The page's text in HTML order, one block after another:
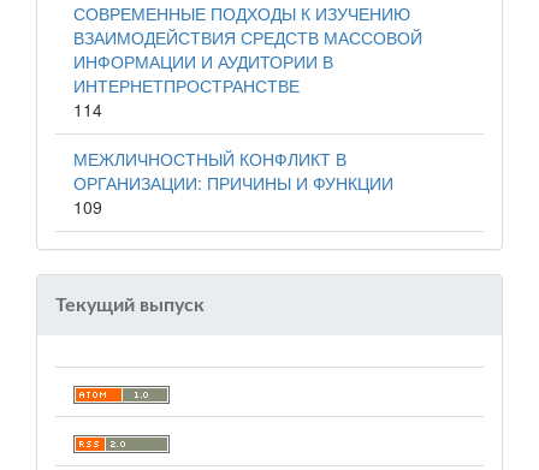
СОВРЕМЕННЫЕ ПОДХОДЫ К ИЗУЧЕНИЮ
ВЗАИМОДЕЙСТВИЯ СРЕДСТВ МАССОВОЙ
ИНФОРМАЦИИ И АУДИТОРИИ В
ИНТЕРНЕТПРОСТРАНСТВЕ
114
МЕЖЛИЧНОСТНЫЙ КОНФЛИКТ В
ОРГАНИЗАЦИИ: ПРИЧИНЫ И ФУНКЦИИ
109
Текущий выпуск